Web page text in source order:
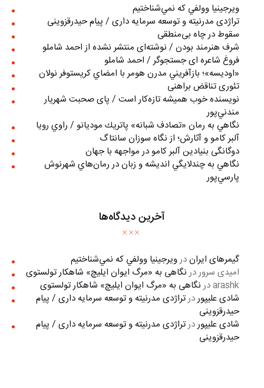
ويرجينيا وولفي كه نمي‌شناختيم
تراژدی مدرنیته و توسعه سرمایه داری / پیام حیدرقزوینی
سقوط در چاه بی‌منطقی
شرف هنرمند بودن / نوشته‌ای منتشر نشده از احمد شاملو
فروغ شاعره ای جستجوگر / احمد شاملو
«اوديسه»؛ بازآفريني مدرن هومر با امضاي كريستوفر نولان
تئوری تناقض براهنی
نويسنده خوب هميشه تازه‌كار است / پای صحبت شهريار
مندني‌پور
نگاهي به رمان «تصادف شبانه» پاتريك موديانو / راوي رويا
آلبر کامو و آثارش؛ از نگاه سوزان سانتاگ
دوگانگی بنیادین آلبر کامو در مواجهه با جهان
نگاهي به چندلايگي انديشه و زبان در رمان‌هاي شهرنوش
پارسي‌پور
آخرین دیدگاه‌ها
گیمرهای ایراندرويرجينيا وولفي كه نمي‌شناختيم
امیدی سروردر نگاهی به «مرگ ايوان ايليچ» شاهکار تولستوی
arashkدر نگاهی به «مرگ ايوان ايليچ» شاهکار تولستوی
شادی علیپوردرتراژدی مدرنیته و توسعه سرمایه داری / پیام
حیدرقزوینی
شادی علیپوردرتراژدی مدرنیته و توسعه سرمایه داری / پیام
حیدرقزوینی